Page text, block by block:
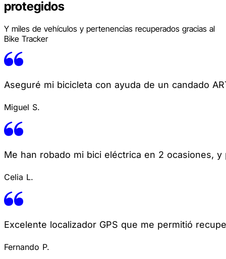
protegidos
Y miles de vehículos y pertenencias recuperados gracias al
Bike Tracker
Aseguré mi bicicleta con ayuda de un candado
Miguel S.
Me han robado mi bici eléctrica en 2 ocasiones,
Celia L.
Excelente localizador GPS que me permitió
Fernando P.